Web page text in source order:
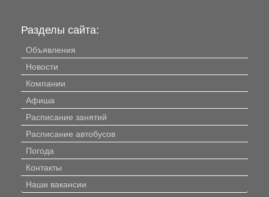
Разделы сайта:
Объявления
Новости
Компании
Афиша
Расписание занятий
Расписание автобусов
Погода
Контакты
Наши вакансии